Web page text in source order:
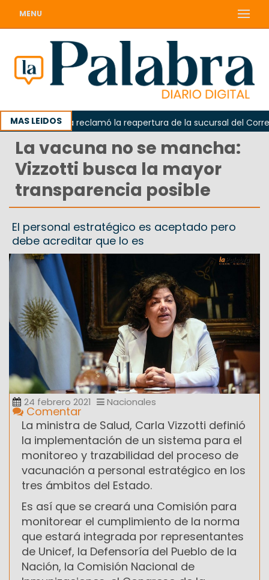
MENU
MAS LEIDOS
Odarda reclamó la reapertura de la sucursal del Correo
La vacuna no se mancha:
Vizzotti busca la mayor
transparencia posible
El personal estratégico es aceptado pero
debe acreditar que lo es
24 febrero 2021 Nacionales
Comentar
La ministra de Salud, Carla Vizzotti definió
la implementación de un sistema para el
monitoreo y trazabilidad del proceso de
vacunación a personal estratégico en los
tres ámbitos del Estado.
Es así que se creará una Comisión para
monitorear el cumplimiento de la norma
que estará integrada por representantes
de Unicef, la Defensoría del Pueblo de la
Nación, la Comisión Nacional de